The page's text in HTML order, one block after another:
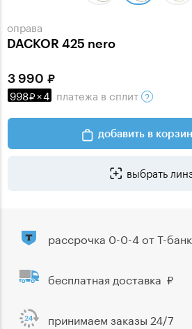
оправа
DACKOR 425 nero
3 990
998 ×4 платежа в сплит
добавить в
выбрать
рассрочка 0-0-4 от Т-
бесплатная доставка
принимаем заказы 24/7